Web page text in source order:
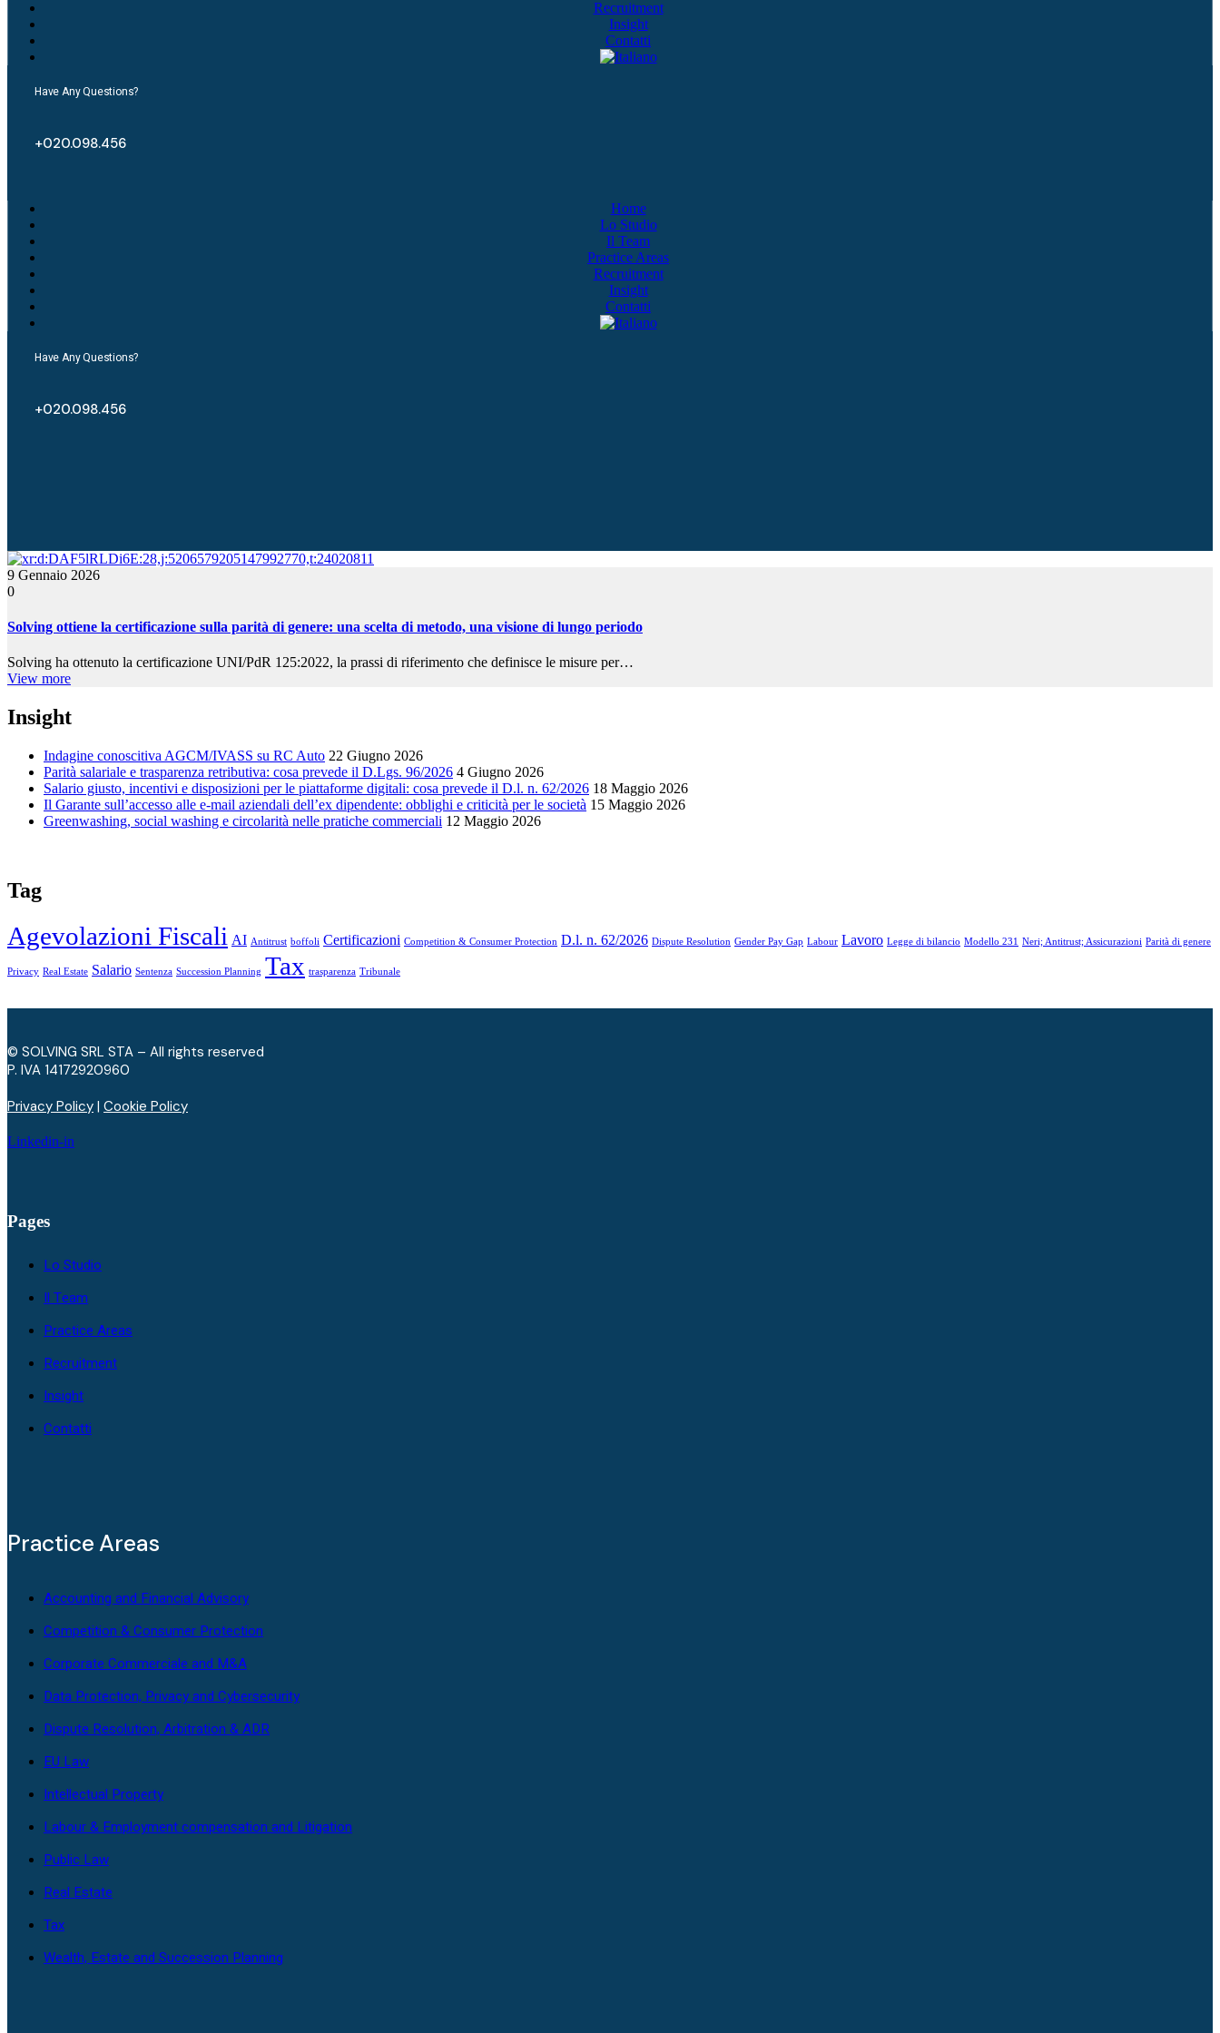
Recruitment
Insight
Contatti
+020.098.456
Have Any Questions?
Home
Lo Studio
Il Team
Practice Areas
Recruitment
Insight
Contatti
+020.098.456
Have Any Questions?
9 Gennaio 2026
0
Solving ottiene la certificazione sulla parità di genere: una scelta di metodo, una visione di lungo periodo
Solving ha ottenuto la certificazione UNI/PdR 125:2022, la prassi di riferimento che definisce le misure per…
View more
Insight
Indagine conoscitiva AGCM/IVASS su RC Auto 22 Giugno 2026
Parità salariale e trasparenza retributiva: cosa prevede il D.Lgs. 96/2026 4 Giugno 2026
Salario giusto, incentivi e disposizioni per le piattaforme digitali: cosa prevede il D.l. n. 62/2026 18 Maggio 2026
Il Garante sull’accesso alle e-mail aziendali dell’ex dipendente: obblighi e criticità per le società 15 Maggio 2026
Greenwashing, social washing e circolarità nelle pratiche commerciali 12 Maggio 2026
Tag
Agevolazioni Fiscali AI Antitrust boffoli Certificazioni Competition & Consumer Protection D.l. n. 62/2026 Dispute Resolution Gender Pay Gap Labour Lavoro Legge di bilancio Modello 231 Neri; Antitrust; Assicurazioni Parità di genere
Privacy Real Estate Salario Sentenza Succession Planning Tax trasparenza Tribunale
© SOLVING SRL STA – All rights reserved
P. IVA ​14172920960
Privacy Policy | Cookie Policy
Linkedin-in
Pages
Lo Studio
Il Team
Practice Areas
Recruitment
Insight
Contatti
Practice Areas
Accounting and Financial Advisory
Competition & Consumer Protection
Corporate Commerciale and M&A
Data Protection, Privacy and Cybersecurity
Dispute Resolution, Arbitration & ADR
EU Law
Intellectual Property
Labour & Employment compensation and Litigation
Public Law
Real Estate
Tax
Wealth, Estate and Succession Planning